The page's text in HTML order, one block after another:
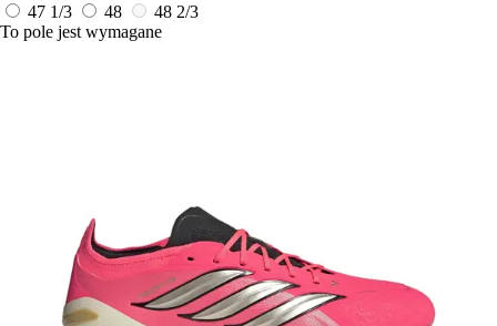
47 1/3
48
48 2/3
To pole jest wymagane